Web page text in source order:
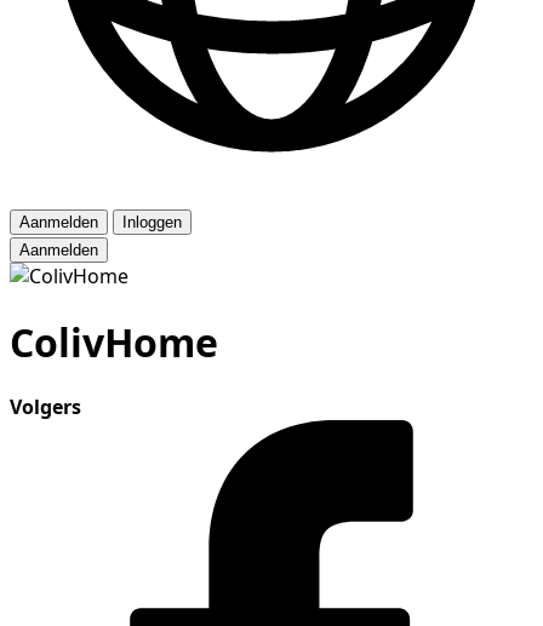
Aanmelden
Inloggen
Aanmelden
ColivHome
Volgers